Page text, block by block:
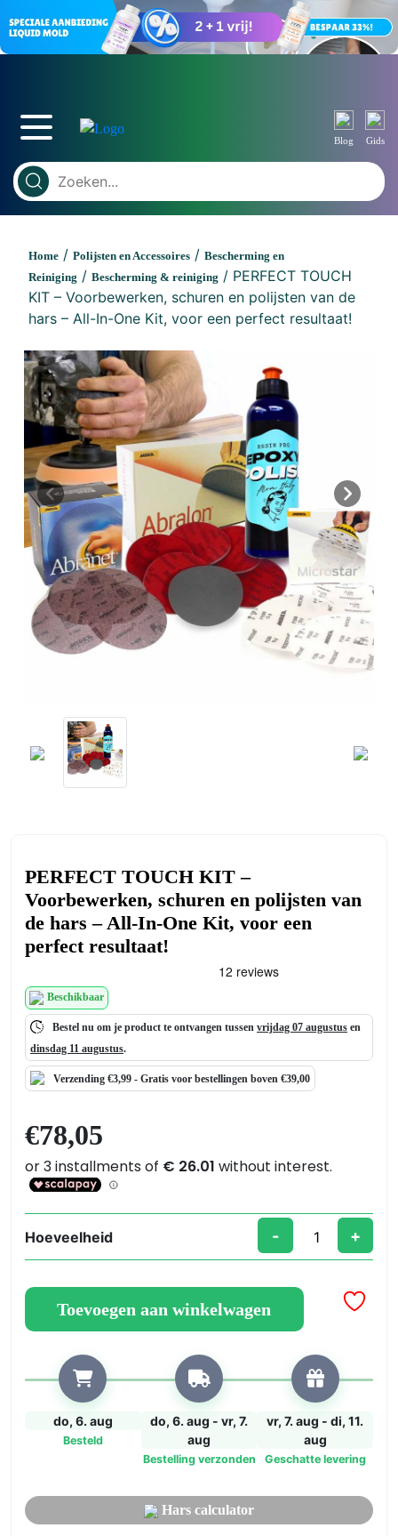
Blog Gids
Home / Polijsten en Accessoires / Bescherming en
Reiniging / Bescherming & reiniging / PERFECT TOUCH
KIT – Voorbewerken, schuren en polijsten van de
hars – All-In-One Kit, voor een perfect resultaat!
Previous Next
PERFECT TOUCH KIT –
Voorbewerken, schuren en polijsten van
de hars – All-In-One Kit, voor een
perfect resultaat!
Beschikbaar
Bestel nu om je product te ontvangen tussen vrijdag 07 augustus en
dinsdag 11 augustus.
Verzending €3,99 - Gratis voor bestellingen boven €39,00
€78,05
Hoeveelheid
PERFECT
KIT
Voorbewerken,
polijsten
All-
In-
- +
Toevoegen aan winkelwagen
do, 6. aug
Besteld
do, 6. aug - vr, 7.
aug
Bestelling verzonden
vr, 7. aug - di, 11.
aug
Geschatte levering
Hars calculator